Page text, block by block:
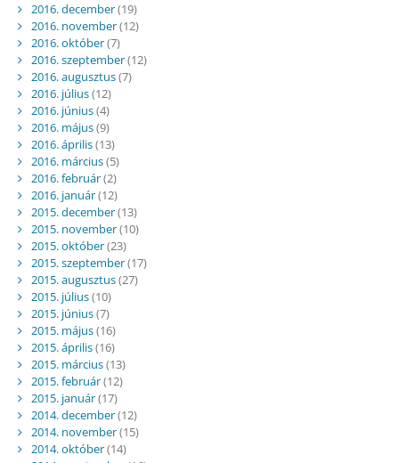
2016. december(19)
2016. november(12)
2016. október(7)
2016. szeptember(12)
2016. augusztus(7)
2016. július(12)
2016. június(4)
2016. május(9)
2016. április(13)
2016. március(5)
2016. február(2)
2016. január(12)
2015. december(13)
2015. november(10)
2015. október(23)
2015. szeptember(17)
2015. augusztus(27)
2015. július(10)
2015. június(7)
2015. május(16)
2015. április(16)
2015. március(13)
2015. február(12)
2015. január(17)
2014. december(12)
2014. november(15)
2014. október(14)